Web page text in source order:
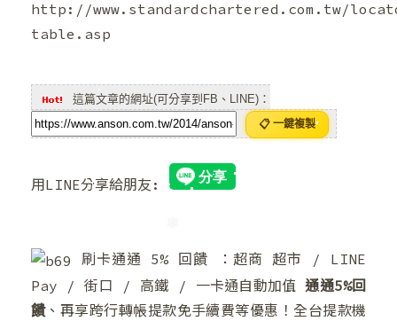
http://www.standardchartered.com.tw/
table.asp
這篇文章的網址(可分享到FB、LINE)：
📋 一鍵複製
用LINE分享給朋友:
刷卡通通 5% 回饋 ：超商 超市 / LINE
Pay / 街口 / 高鐵 / 一卡通自動加值通通5%回
饋、再享跨行轉帳提款免手續費等優惠！全台提款機
❄